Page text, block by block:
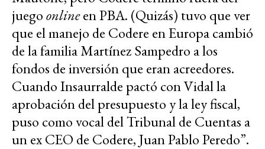
juegoonlineen PBA. (Quizás) tuvo que ver
que el manejo de Codere en Europa cambió
de la familia Martínez Sampedro a los
fondos de inversión que eran acreedores.
Cuando Insaurralde pactó con Vidal la
aprobación del presupuesto y la ley fiscal,
puso como vocal del Tribunal de Cuentas a
un ex CEO de Codere, Juan Pablo Peredo”.